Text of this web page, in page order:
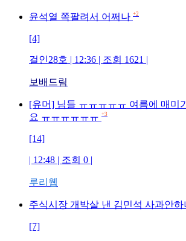
윤석열 쪽팔려서 어쩌나 +2
[4]
걸인28호 | 12:36 | 조회 1621 |
보배드림
[유머] 님들 ㅠㅠㅠㅠㅠ 여름에 매미
요 ㅠㅠㅠㅠㅠㅠ +3
[14]
| 12:48 | 조회 0 |
루리웹
주식시장 개박살 낸 김민석 사과안하
[7]